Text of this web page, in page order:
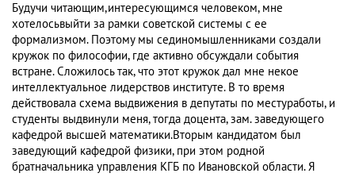
Будучи читающим,интересующимся человеком, мне
хотелосьвыйти за рамки советской системы с ее
формализмом. Поэтому мы сединомышленниками создали
кружок по философии, где активно обсуждали события
встране. Сложилось так, что этот кружок дал мне некое
интеллектуальное лидерствов институте. В то время
действовала схема выдвижения в депутаты по местуработы, и
студенты выдвинули меня, тогда доцента, зам. заведующего
кафедрой высшей математики.Вторым кандидатом был
заведующий кафедрой физики, при этом родной
братначальника управления КГБ по Ивановской области. Я